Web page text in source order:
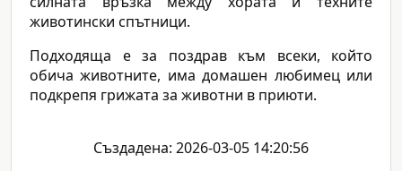
животински спътници.
Подходяща е за поздрав към всеки, който
обича животните, има домашен любимец или
подкрепя грижата за животни в приюти.
Създадена: 2026-03-05 14:20:56